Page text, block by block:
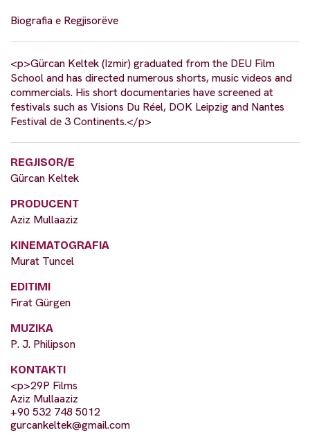
Biografia e Regjisorëve
<p>Gürcan Keltek (Izmir) graduated from the DEU Film
School and has directed numerous shorts, music videos and
commercials. His short documentaries have screened at
festivals such as Visions Du Réel, DOK Leipzig and Nantes
Festival de 3 Continents.</p>
REGJISOR/E
Gürcan Keltek
PRODUCENT
Aziz Mullaaziz
KINEMATOGRAFIA
Murat Tuncel
EDITIMI
Fırat Gürgen
MUZIKA
P. J. Philipson
KONTAKTI
<p>29P Films
Aziz Mullaaziz
+90 532 748 5012
gurcankeltek@gmail.com